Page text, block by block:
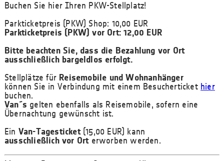
Buchen Sie hier Ihren PKW-Stellplatz!
Parkticketpreis (PKW) Shop: 10,00 EUR
Parkticketpreis (PKW) vor Ort: 12,00 EUR
Bitte beachten Sie, dass die Bezahlung vor Ort
ausschließlich bargeldlos erfolgt.
Stellplätze für Reisemobile und Wohnanhänger
können Sie in Verbindung mit einem Besucherticket hier
buchen.
Van´s gelten ebenfalls als Reisemobile, sofern eine
Übernachtung gewünscht ist.
Ein Van-Tagesticket(15,00 EUR) kann
ausschließlich vor Orterworben werden.